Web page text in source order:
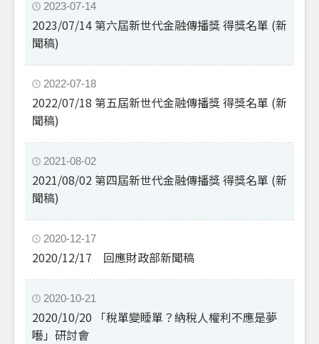
2023-07-14
2023/07/14 第六屆新世代金融傳播獎 得獎名單 (新
聞稿)
2022-07-18
2022/07/18 第五屆新世代金融傳播獎 得獎名單 (新
聞稿)
2021-08-02
2021/08/02 第四屆新世代金融傳播獎 得獎名單 (新
聞稿)
2020-12-17
2020/12/17 回應財政部新聞稿
2020-10-21
2020/10/20 「稅單變睡單？納稅人權利不應是夢
囈」研討會